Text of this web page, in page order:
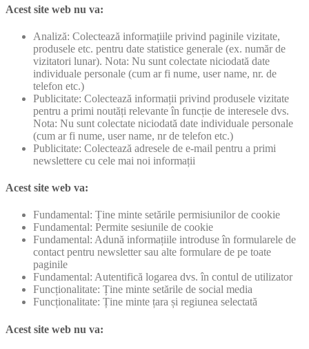
Acest site web nu va:
Analiză: Colectează informațiile privind paginile vizitate,
produsele etc. pentru date statistice generale (ex. număr de
vizitatori lunar). Nota: Nu sunt colectate niciodată date
individuale personale (cum ar fi nume, user name, nr. de
telefon etc.)
Publicitate: Colectează informații privind produsele vizitate
pentru a primi noutăți relevante în funcție de interesele dvs.
Nota: Nu sunt colectate niciodată date individuale personale
(cum ar fi nume, user name, nr de telefon etc.)
Publicitate: Colectează adresele de e-mail pentru a primi
newslettere cu cele mai noi informații
Acest site web va:
Fundamental: Ține minte setările permisiunilor de cookie
Fundamental: Permite sesiunile de cookie
Fundamental: Adună informațiile introduse în formularele de
contact pentru newsletter sau alte formulare de pe toate
paginile
Fundamental: Autentifică logarea dvs. în contul de utilizator
Funcționalitate: Ține minte setările de social media
Funcționalitate: Ține minte țara și regiunea selectată
Acest site web nu va: